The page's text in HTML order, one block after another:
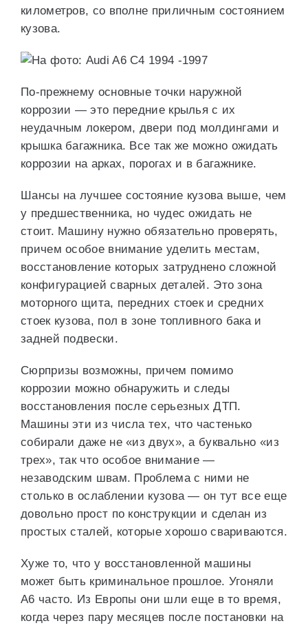
километров, со вполне приличным состоянием
кузова.
По-прежнему основные точки наружной
коррозии — это передние крылья с их
неудачным локером, двери под молдингами и
крышка багажника. Все так же можно ожидать
коррозии на арках, порогах и в багажнике.
Шансы на лучшее состояние кузова выше, чем
у предшественника, но чудес ожидать не
стоит. Машину нужно обязательно проверять,
причем особое внимание уделить местам,
восстановление которых затруднено сложной
конфигурацией сварных деталей. Это зона
моторного щита, передних стоек и средних
стоек кузова, пол в зоне топливного бака и
задней подвески.
Сюрпризы возможны, причем помимо
коррозии можно обнаружить и следы
восстановления после серьезных ДТП.
Машины эти из числа тех, что частенько
собирали даже не «из двух», а буквально «из
трех», так что особое внимание —
незаводским швам. Проблема с ними не
столько в ослаблении кузова — он тут все еще
довольно прост по конструкции и сделан из
простых сталей, которые хорошо свариваются.
Хуже то, что у восстановленной машины
может быть криминальное прошлое. Угоняли
А6 часто. Из Европы они шли еще в то время,
когда через пару месяцев после постановки на